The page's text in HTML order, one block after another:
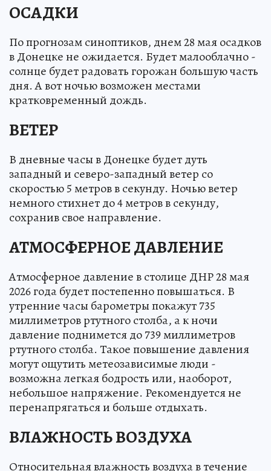
ОСАДКИ
По прогнозам синоптиков, днем 28 мая осадков
в Донецке не ожидается. Будет малооблачно -
солнце будет радовать горожан большую часть
дня. А вот ночью возможен местами
кратковременный дождь.
ВЕТЕР
В дневные часы в Донецке будет дуть
западный и северо-западный ветер со
скоростью 5 метров в секунду. Ночью ветер
немного стихнет до 4 метров в секунду,
сохранив свое направление.
АТМОСФЕРНОЕ ДАВЛЕНИЕ
Атмосферное давление в столице ДНР 28 мая
2026 года будет постепенно повышаться. В
утренние часы барометры покажут 735
миллиметров ртутного столба, а к ночи
давление поднимется до 739 миллиметров
ртутного столба. Такое повышение давления
могут ощутить метеозависимые люди -
возможна легкая бодрость или, наоборот,
небольшое напряжение. Рекомендуется не
перенапрягаться и больше отдыхать.
ВЛАЖНОСТЬ ВОЗДУХА
Относительная влажность воздуха в течение